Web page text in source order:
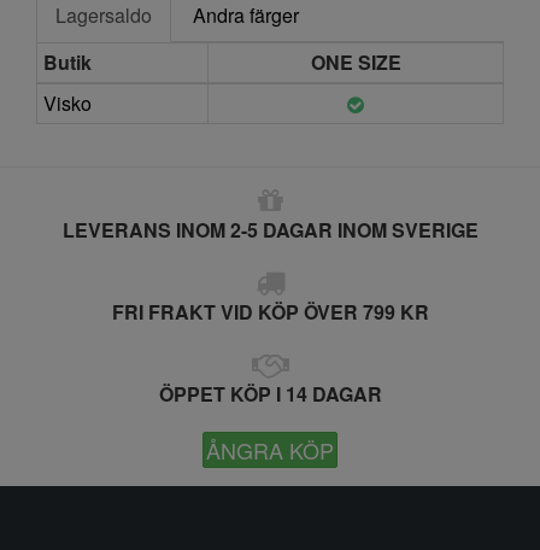
Lagersaldo
Andra färger
Butik
ONE SIZE
Visko
LEVERANS INOM 2-5 DAGAR INOM SVERIGE
FRI FRAKT VID KÖP ÖVER 799 KR
ÖPPET KÖP I 14 DAGAR
ÅNGRA KÖP